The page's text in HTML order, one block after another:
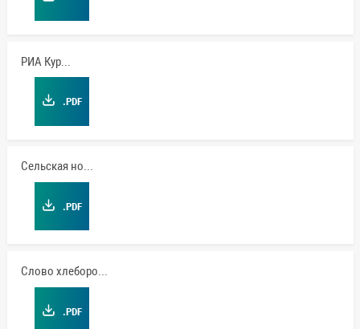
РИА Курск
.PDF
Сельская новь
.PDF
Слово хлебороба
.PDF